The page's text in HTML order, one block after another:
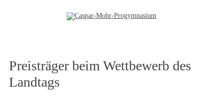
Preisträger beim Wettbewerb des
Landtags